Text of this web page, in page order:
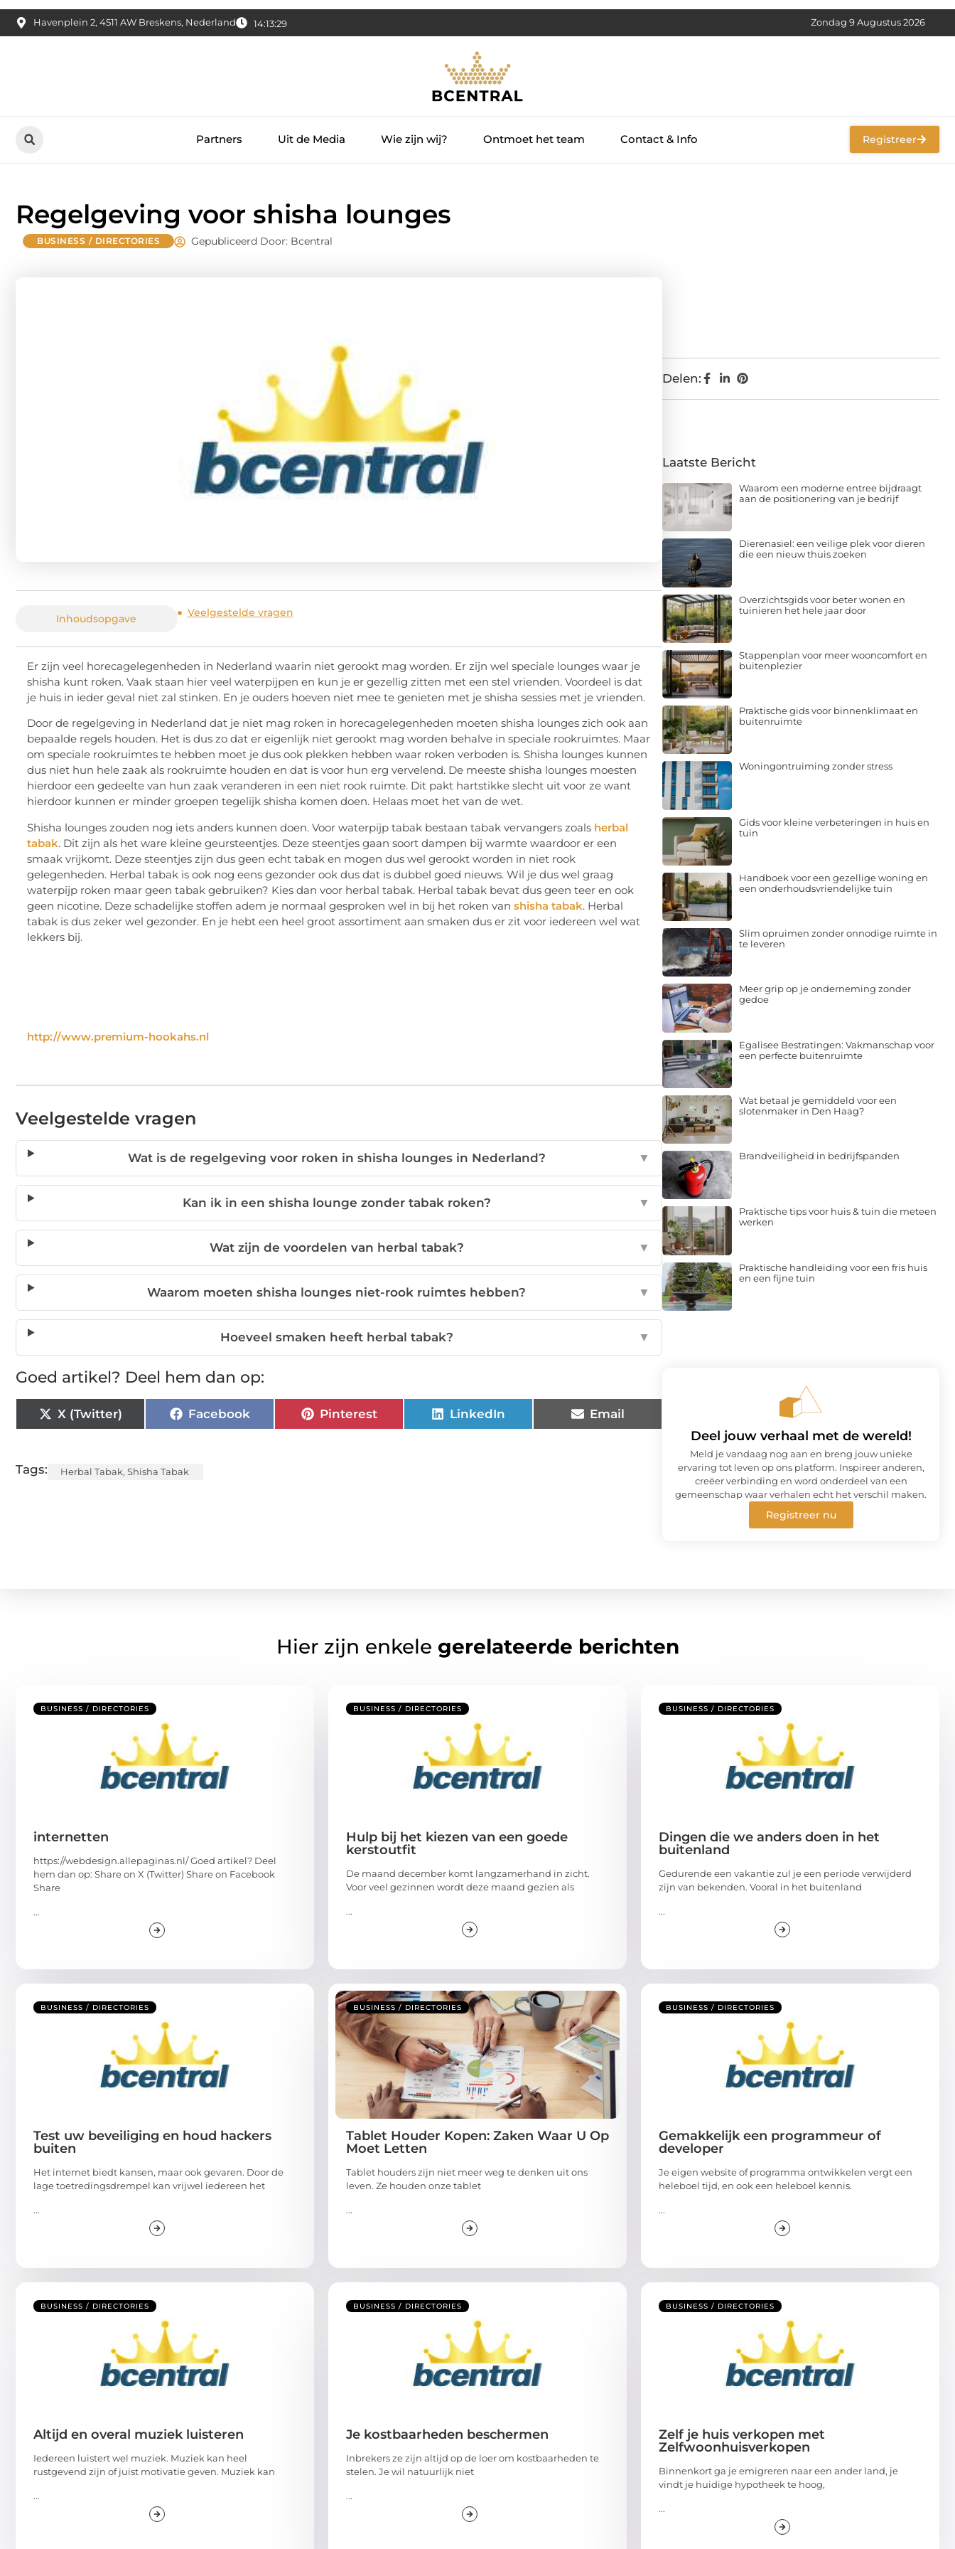
Havenplein 2, 4511 AW Breskens, Nederland Zondag 9 Augustus 2026
Regelgeving voor shisha lounges
BUSINESS / DIRECTORIES Gepubliceerd Door: Bcentral
Inhoudsopgave Veelgestelde vragen
Er zijn veel horecagelegenheden in Nederland waarin niet gerookt mag worden. Er zijn wel speciale lounges waar je
shisha kunt roken. Vaak staan hier veel waterpijpen en kun je er gezellig zitten met een stel vrienden. Voordeel is dat
je huis in ieder geval niet zal stinken. En je ouders hoeven niet mee te genieten met je shisha sessies met je vrienden.
Door de regelgeving in Nederland dat je niet mag roken in horecagelegenheden moeten shisha lounges zich ook aan
bepaalde regels houden. Het is dus zo dat er eigenlijk niet gerookt mag worden behalve in speciale rookruimtes. Maar
om speciale rookruimtes te hebben moet je dus ook plekken hebben waar roken verboden is. Shisha lounges kunnen
dus niet hun hele zaak als rookruimte houden en dat is voor hun erg vervelend. De meeste shisha lounges moesten
hierdoor een gedeelte van hun zaak veranderen in een niet rook ruimte. Dit pakt hartstikke slecht uit voor ze want
hierdoor kunnen er minder groepen tegelijk shisha komen doen. Helaas moet het van de wet.
Shisha lounges zouden nog iets anders kunnen doen. Voor waterpijp tabak bestaan tabak vervangers zoals herbal
tabak. Dit zijn als het ware kleine geursteentjes. Deze steentjes gaan soort dampen bij warmte waardoor er een
smaak vrijkomt. Deze steentjes zijn dus geen echt tabak en mogen dus wel gerookt worden in niet rook
gelegenheden. Herbal tabak is ook nog eens gezonder ook dus dat is dubbel goed nieuws. Wil je dus wel graag
waterpijp roken maar geen tabak gebruiken? Kies dan voor herbal tabak. Herbal tabak bevat dus geen teer en ook
geen nicotine. Deze schadelijke stoffen adem je normaal gesproken wel in bij het roken van shisha tabak. Herbal
tabak is dus zeker wel gezonder. En je hebt een heel groot assortiment aan smaken dus er zit voor iedereen wel wat
lekkers bij.
http://www.premium-hookahs.nl
Veelgestelde vragen
Wat is de regelgeving voor roken in shisha lounges in Nederland? ▼
Kan ik in een shisha lounge zonder tabak roken? ▼
Wat zijn de voordelen van herbal tabak? ▼
Waarom moeten shisha lounges niet-rook ruimtes hebben? ▼
Hoeveel smaken heeft herbal tabak? ▼
Goed artikel? Deel hem dan op:
X (Twitter) Facebook Pinterest LinkedIn Email
Tags: Herbal Tabak, Shisha Tabak
Delen:
Laatste Bericht
Waarom een moderne entree bijdraagt
aan de positionering van je bedrijf
Dierenasiel: een veilige plek voor dieren
die een nieuw thuis zoeken
Overzichtsgids voor beter wonen en
tuinieren het hele jaar door
Stappenplan voor meer wooncomfort en
buitenplezier
Praktische gids voor binnenklimaat en
buitenruimte
Woningontruiming zonder stress
Gids voor kleine verbeteringen in huis en
tuin
Handboek voor een gezellige woning en
een onderhoudsvriendelijke tuin
Slim opruimen zonder onnodige ruimte in
te leveren
Meer grip op je onderneming zonder
gedoe
Egalisee Bestratingen: Vakmanschap voor
een perfecte buitenruimte
Wat betaal je gemiddeld voor een
slotenmaker in Den Haag?
Brandveiligheid in bedrijfspanden
Praktische tips voor huis & tuin die meteen
werken
Praktische handleiding voor een fris huis
en een fijne tuin
Deel jouw verhaal met de wereld!
Meld je vandaag nog aan en breng jouw unieke
ervaring tot leven op ons platform. Inspireer anderen,
creëer verbinding en word onderdeel van een
gemeenschap waar verhalen echt het verschil maken.
Registreer nu
Hier zijn enkele gerelateerde berichten
BUSINESS / DIRECTORIES
internetten
https://webdesign.allepaginas.nl/ Goed artikel? Deel
hem dan op: Share on X (Twitter) Share on Facebook
Share
...
BUSINESS / DIRECTORIES
Hulp bij het kiezen van een goede
kerstoutfit
De maand december komt langzamerhand in zicht.
Voor veel gezinnen wordt deze maand gezien als
...
BUSINESS / DIRECTORIES
Dingen die we anders doen in het
buitenland
Gedurende een vakantie zul je een periode verwijderd
zijn van bekenden. Vooral in het buitenland
...
BUSINESS / DIRECTORIES
Test uw beveiliging en houd hackers
buiten
Het internet biedt kansen, maar ook gevaren. Door de
lage toetredingsdrempel kan vrijwel iedereen het
...
BUSINESS / DIRECTORIES
Tablet Houder Kopen: Zaken Waar U Op
Moet Letten
Tablet houders zijn niet meer weg te denken uit ons
leven. Ze houden onze tablet
...
BUSINESS / DIRECTORIES
Gemakkelijk een programmeur of
developer
Je eigen website of programma ontwikkelen vergt een
heleboel tijd, en ook een heleboel kennis.
...
BUSINESS / DIRECTORIES
Altijd en overal muziek luisteren
Iedereen luistert wel muziek. Muziek kan heel
rustgevend zijn of juist motivatie geven. Muziek kan
...
BUSINESS / DIRECTORIES
Je kostbaarheden beschermen
Inbrekers ze zijn altijd op de loer om kostbaarheden te
stelen. Je wil natuurlijk niet
...
BUSINESS / DIRECTORIES
Zelf je huis verkopen met
Zelfwoonhuisverkopen
Binnenkort ga je emigreren naar een ander land, je
vindt je huidige hypotheek te hoog,
...